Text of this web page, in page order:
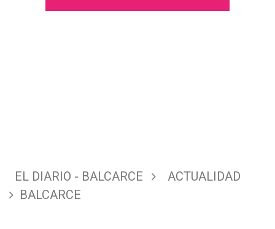
EL DIARIO - BALCARCE
ACTUALIDAD
BALCARCE